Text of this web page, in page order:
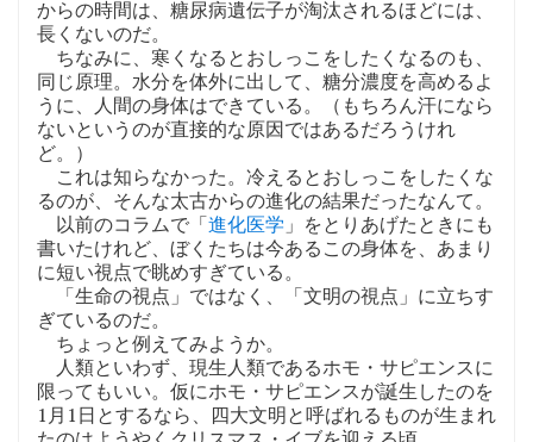
からの時間は、糖尿病遺伝子が淘汰されるほどには、
長くないのだ。
ちなみに、寒くなるとおしっこをしたくなるのも、
同じ原理。水分を体外に出して、糖分濃度を高めるよ
うに、人間の身体はできている。（もちろん汗になら
ないというのが直接的な原因ではあるだろうけれ
ど。）
これは知らなかった。冷えるとおしっこをしたくな
るのが、そんな太古からの進化の結果だったなんて。
以前のコラムで「進化医学 」をとりあげたときにも
書いたけれど、ぼくたちは今あるこの身体を、あまり
に短い視点で眺めすぎている。
「生命の視点」ではなく、「文明の視点」に立ちす
ぎているのだ。
ちょっと例えてみようか。
人類といわず、現生人類であるホモ・サピエンスに
限ってもいい。仮にホモ・サピエンスが誕生したのを
1月1日とするなら、四大文明と呼ばれるものが生まれ